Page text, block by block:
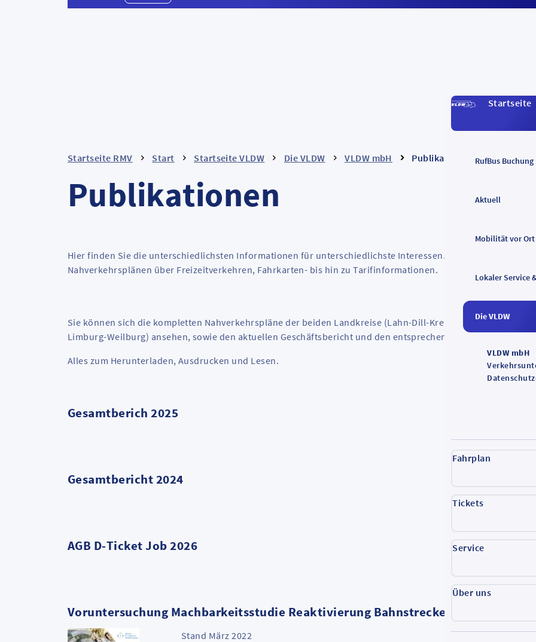
Startseite
RufBus Buchung
Aktuell
Mobilität vor Ort
Lokaler Service
Die VLDW
VLDW mbH
Fahrplan
Tickets
Service
Über uns
Startseite RMV Start Startseite VLDW Die VLDW VLDW mbH Publikationen
Publikationen
Hier finden Sie die unterschiedlichsten Informationen für unterschiedlichste Interessen. Von
Nahverkehrsplänen über Freizeitverkehren, Fahrkarten- bis hin zu Tarifinformationen.
Sie können sich die kompletten Nahverkehrspläne der beiden Landkreise (Lahn-Dill-Kreis und Landkreis
Limburg-Weilburg) ansehen, sowie den aktuellen Geschäftsbericht und den entsprechenden Gesamtbericht.
Alles zum Herunterladen, Ausdrucken und Lesen.
Gesamtberich 2025
Gesamtbericht 2024
AGB D-Ticket Job 2026
AGB_D-
Voruntersuchung Machbarkeitsstudie Reaktivierung Bahnstrecken
Stand März 2022